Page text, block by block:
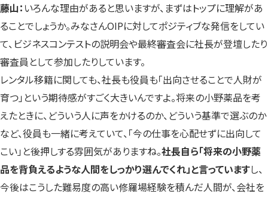
藤山： いろんな理由があると思いますが、まずはトップに理解があ
ることでしょうか。みなさんOIPに対してポジティブな発信をしてい
て、ビジネスコンテストの説明会や最終審査会に社長が登壇したり
審査員として参加したりしています。
レンタル移籍に関しても、社長も役員も「出向させることで人財が
育つ」という期待感がすごく大きいんですよ。将来の小野薬品を考
えたときに、どういう人に声をかけるのか、どういう基準で選ぶのか
など、役員も一緒に考えていて、「今の仕事を心配せずに出向して
こい」と後押しする雰囲気がありますね。社長自ら「将来の小野薬
品を背負えるような人間をしっかり選んでくれ」と言っていますし、
今後はこうした難易度の高い修羅場経験を積んだ人間が、会社を